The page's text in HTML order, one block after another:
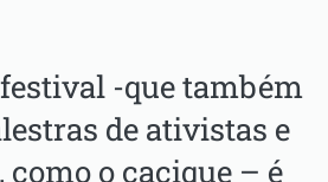
-que também
de ativistas e
o cacique – é